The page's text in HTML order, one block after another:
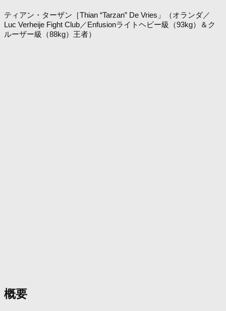
ティアン・ターザン［Thian “Tarzan” De Vries」（オランダ／
Luc Verheije Fight Club／Enfusionライトヘビー級（93kg）＆ク
ルーザー級（88kg）王者）
概要